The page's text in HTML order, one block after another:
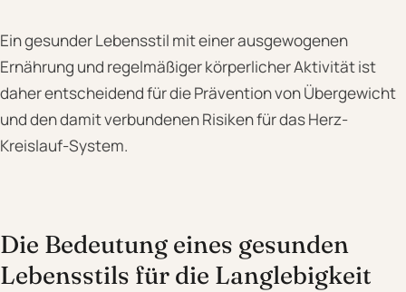
Ein gesunder Lebensstil mit einer ausgewogenen
Ernährung und regelmäßiger körperlicher Aktivität ist
daher entscheidend für die Prävention von Übergewicht
und den damit verbundenen Risiken für das Herz-
Kreislauf-System.
Die Bedeutung eines gesunden
Lebensstils für die Langlebigkeit